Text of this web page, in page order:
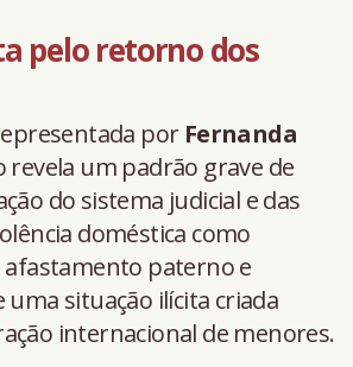
pelo retorno dos
por Fernanda
revela um padrão grave de
do sistema judicial e das
doméstica como
paterno e
uma situação ilícita criada
internacional de menores.